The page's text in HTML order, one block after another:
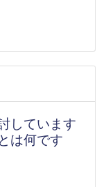
しています
は何です